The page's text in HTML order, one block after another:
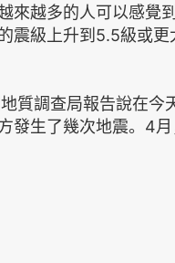
來越多的人可以感覺
震級上升到5.5級或
質調查局報告說在今
發生了幾次地震。4